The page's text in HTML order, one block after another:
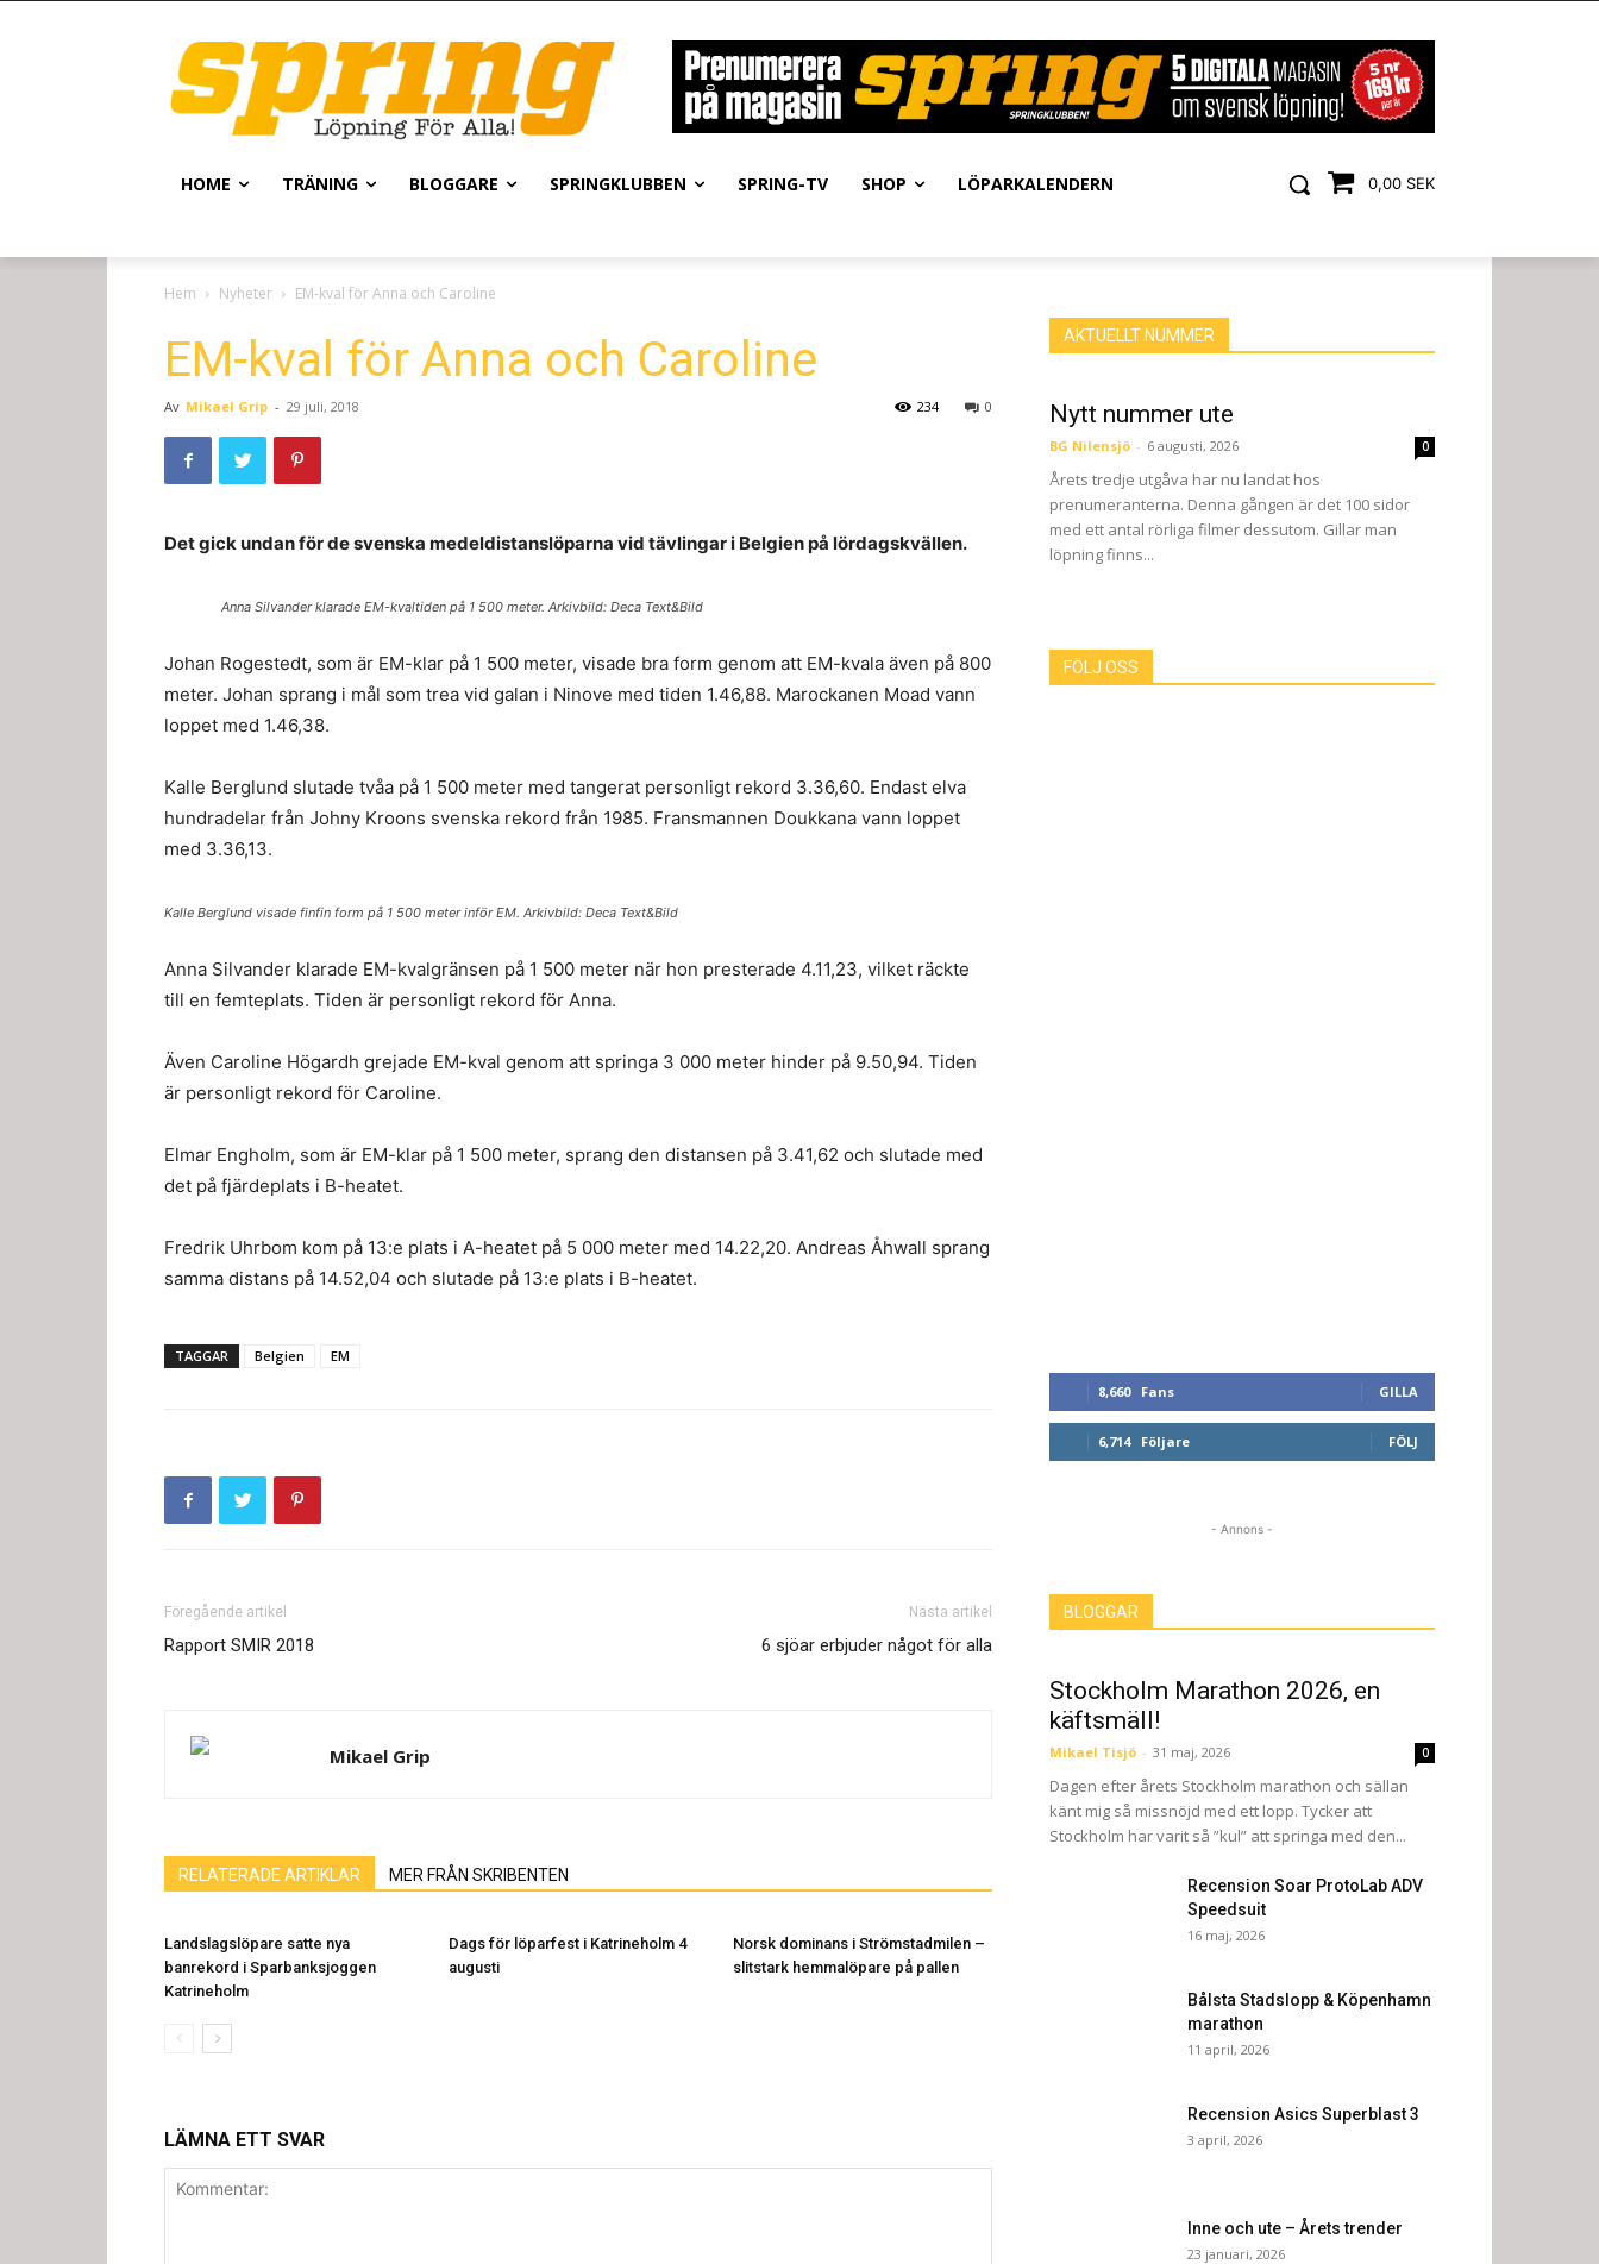
0,00 SEK
HOME TRÄNING BLOGGARE SPRINGKLUBBEN SPRING-TV SHOP LÖPARKALENDERN
Hem Nyheter EM-kval för Anna och Caroline
EM-kval för Anna och Caroline
Av Mikael Grip - 29 juli, 2018 0
234
Det gick undan för de svenska medeldistanslöparna vid tävlingar i Belgien på lördagskvällen.
Anna Silvander klarade EM-kvaltiden på 1 500 meter. Arkivbild: Deca Text&Bild
Johan Rogestedt, som är EM-klar på 1 500 meter, visade bra form genom att EM-kvala även på 800
meter. Johan sprang i mål som trea vid galan i Ninove med tiden 1.46,88. Marockanen Moad vann
loppet med 1.46,38.
Kalle Berglund slutade tvåa på 1 500 meter med tangerat personligt rekord 3.36,60. Endast elva
hundradelar från Johny Kroons svenska rekord från 1985. Fransmannen Doukkana vann loppet
med 3.36,13.
Kalle Berglund visade finfin form på 1 500 meter inför EM. Arkivbild: Deca Text&Bild
Anna Silvander klarade EM-kvalgränsen på 1 500 meter när hon presterade 4.11,23, vilket räckte
till en femteplats. Tiden är personligt rekord för Anna.
Även Caroline Högardh grejade EM-kval genom att springa 3 000 meter hinder på 9.50,94. Tiden
är personligt rekord för Caroline.
Elmar Engholm, som är EM-klar på 1 500 meter, sprang den distansen på 3.41,62 och slutade med
det på fjärdeplats i B-heatet.
Fredrik Uhrbom kom på 13:e plats i A-heatet på 5 000 meter med 14.22,20. Andreas Åhwall sprang
samma distans på 14.52,04 och slutade på 13:e plats i B-heatet.
TAGGAR Belgien EM
Föregående artikel
Rapport SMIR 2018
Nästa artikel
6 sjöar erbjuder något för alla
Mikael Grip
RELATERADE ARTIKLAR MER FRÅN SKRIBENTEN
Landslagslöpare satte nya
banrekord i Sparbanksjoggen
Katrineholm
Dags för löparfest i Katrineholm 4
augusti
Norsk dominans i Strömstadmilen –
slitstark hemmalöpare på pallen
LÄMNA ETT SVAR
AKTUELLT NUMMER
Nytt nummer ute
BG Nilensjö - 6 augusti, 2026 0
Årets tredje utgåva har nu landat hos
prenumeranterna. Denna gången är det 100 sidor
med ett antal rörliga filmer dessutom. Gillar man
löpning finns...
FÖLJ OSS
8,660 Fans GILLA
6,714 Följare FÖLJ
- Annons -
BLOGGAR
Stockholm Marathon 2026, en
käftsmäll!
Mikael Tisjö - 31 maj, 2026 0
Dagen efter årets Stockholm marathon och sällan
känt mig så missnöjd med ett lopp. Tycker att
Stockholm har varit så ”kul” att springa med den...
Recension Soar ProtoLab ADV
Speedsuit
16 maj, 2026
Bålsta Stadslopp & Köpenhamn
marathon
11 april, 2026
Recension Asics Superblast 3
3 april, 2026
Inne och ute – Årets trender
23 januari, 2026